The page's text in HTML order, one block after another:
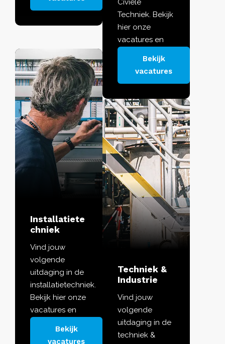
Civiele
Techniek. Bekijk
hier onze
vacatures en
ontdek de rol
Bekijk
vacatures
Installatiete
chniek
Vind jouw
volgende
uitdaging in de
installatietechniek.
Bekijk hier onze
vacatures en
ontdek de rol
Bekijk
vacatures
Techniek &
Industrie
Vind jouw
volgende
uitdaging in de
techniek &